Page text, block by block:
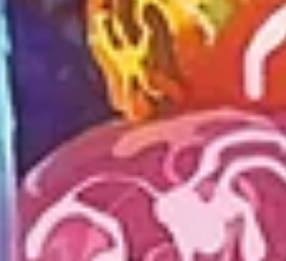
ださい。 ※障がい者手帳をなどご提示の方と付き
添い1名まで